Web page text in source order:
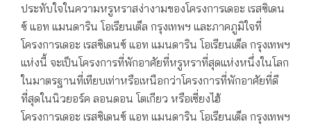
ประทับใจในความหรูหราสง่างามของโครงการเดอะ เรสซิเดน
ซ์ แอท แมนดาริน โอเรียนเต็ล กรุงเทพฯ และภาคภูมิใจที่
โครงการเดอะ เรสซิเดนซ์ แอท แมนดาริน โอเรียนเต็ล กรุงเทพฯ
แห่งนี้ จะเป็นโครงการที่พักอาศัยที่หรูหราที่สุดแห่งหนึ่งในโลก
ในมาตรฐานที่เทียบเท่าหรือเหนือกว่าโครงการที่พักอาศัยที่ดี
ที่สุดในนิวยอร์ค ลอนดอน โตเกียว หรือเซี่ยงไฮ้
โครงการเดอะ เรสซิเดนซ์ แอท แมนดาริน โอเรียนเต็ล กรุงเทพฯ